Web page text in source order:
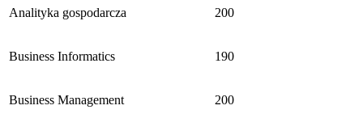
Analityka gospodarcza 200
Business Informatics 190
Business Management 200